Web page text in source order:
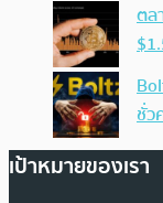
ตล
ชั่ว
เป้าหมายของเรา